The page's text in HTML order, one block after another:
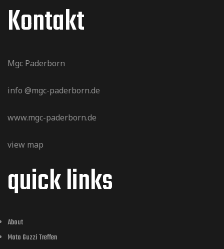
Kontakt
Mgc Paderborn
info @mgc-paderborn.de
www.mgc-paderborn.de
view map
quick links
About
Moto Guzzi Treffen